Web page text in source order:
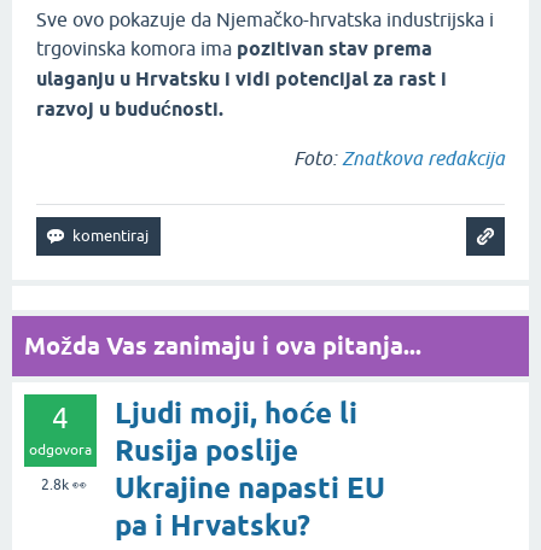
Sve ovo pokazuje da Njemačko-hrvatska industrijska i
trgovinska komora ima pozitivan stav prema
ulaganju u Hrvatsku i vidi potencijal za rast i
razvoj u budućnosti.
Foto: Znatkova redakcija
Možda Vas zanimaju i ova pitanja...
4
odgovora
2.8k👀
Ljudi moji, hoće li
Rusija poslije
Ukrajine napasti EU
pa i Hrvatsku?